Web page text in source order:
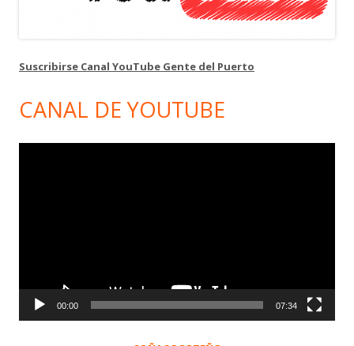
Suscribirse Canal YouTube Gente del Puerto
CANAL DE YOUTUBE
00:00 07:34